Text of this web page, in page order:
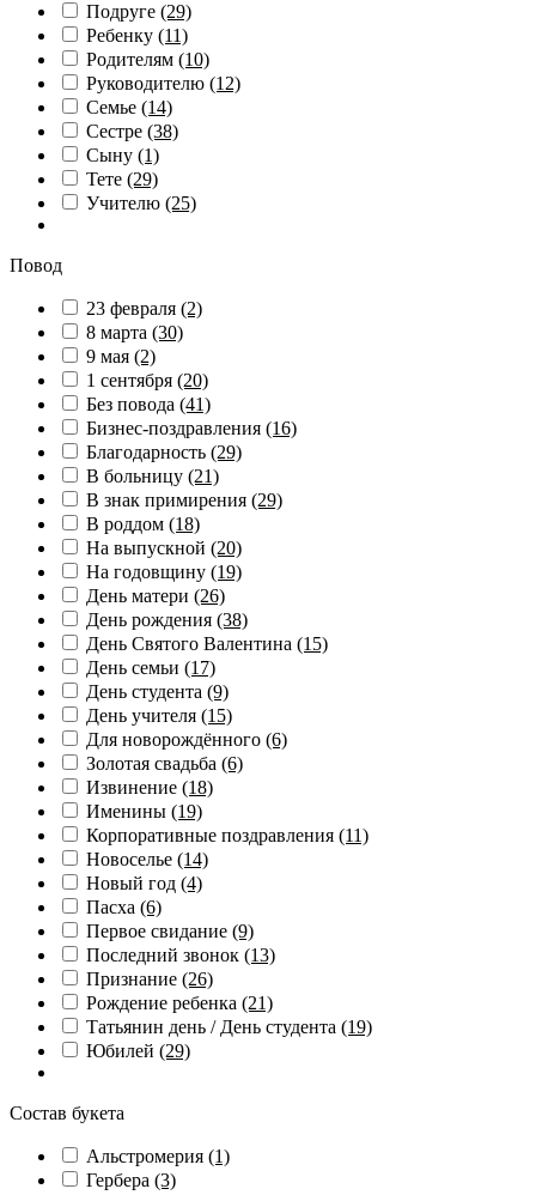
Подруге (29)
Ребенку (11)
Родителям (10)
Руководителю (12)
Семье (14)
Сестре (38)
Сыну (1)
Тете (29)
Учителю (25)
Повод
23 февраля (2)
8 марта (30)
9 мая (2)
1 сентября (20)
Без повода (41)
Бизнес-поздравления (16)
Благодарность (29)
В больницу (21)
В знак примирения (29)
В роддом (18)
На выпускной (20)
На годовщину (19)
День матери (26)
День рождения (38)
День Святого Валентина (15)
День семьи (17)
День студента (9)
День учителя (15)
Для новорождённого (6)
Золотая свадьба (6)
Извинение (18)
Именины (19)
Корпоративные поздравления (11)
Новоселье (14)
Новый год (4)
Пасха (6)
Первое свидание (9)
Последний звонок (13)
Признание (26)
Рождение ребенка (21)
Татьянин день / День студента (19)
Юбилей (29)
Состав букета
Альстромерия (1)
Гербера (3)